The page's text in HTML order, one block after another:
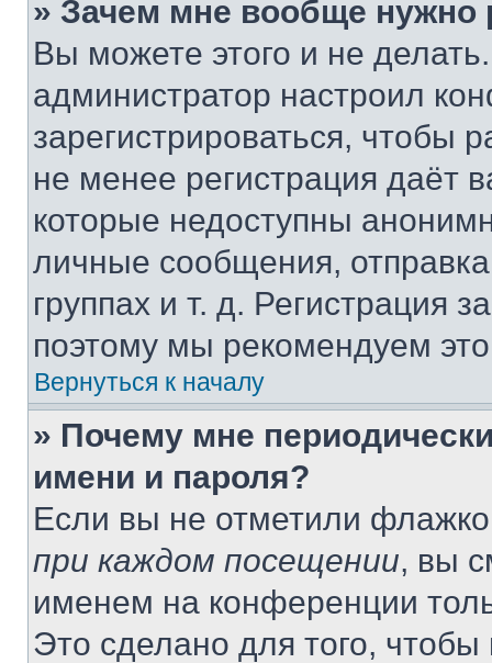
» Зачем мне вообще нужно
Вы можете этого и не
администратор настроил
зарегистрироваться, чтобы
не менее регистрация даёт
которые недоступны
личные сообщения,
группах и т. д. Регистрация
поэтому мы рекомендуем
Вернуться к началу
» Почему мне
имени и пароля?
Если вы не отметили
при каждом посещении, вы
именем на конференции
Это сделано для того, чтобы